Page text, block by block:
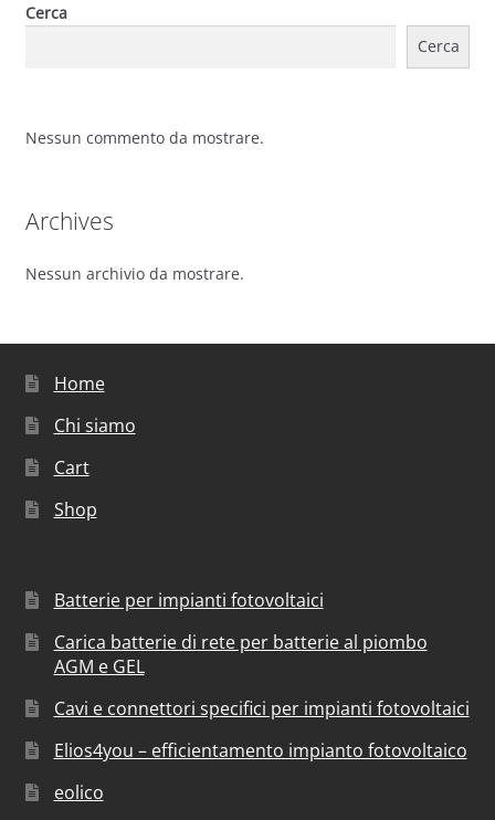
Cerca
Cerca
Nessun commento da mostrare.
Archives
Nessun archivio da mostrare.
Home
Chi siamo
Cart
Shop
Batterie per impianti fotovoltaici
Carica batterie di rete per batterie al piombo
AGM e GEL
Cavi e connettori specifici per impianti fotovoltaici
Elios4you – efficientamento impianto fotovoltaico
eolico